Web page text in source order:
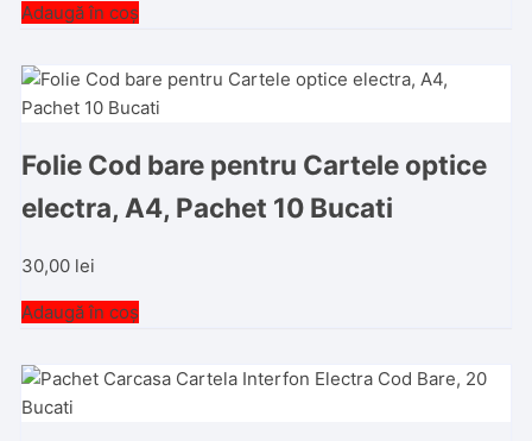
Adaugă în coș
Folie Cod bare pentru Cartele optice
electra, A4, Pachet 10 Bucati
30,00 lei
Adaugă în coș